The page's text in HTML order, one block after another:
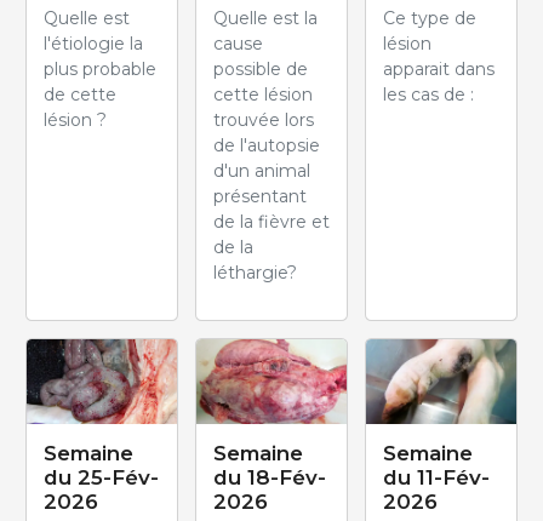
Quelle est
l'étiologie la
plus probable
de cette
lésion ?
Quelle est la
cause
possible de
cette lésion
trouvée lors
de l'autopsie
d'un animal
présentant
de la fièvre et
de la
léthargie?
Ce type de
lésion
apparait dans
les cas de :
Semaine
du 25-Fév-
2026
Semaine
du 18-Fév-
2026
Semaine
du 11-Fév-
2026